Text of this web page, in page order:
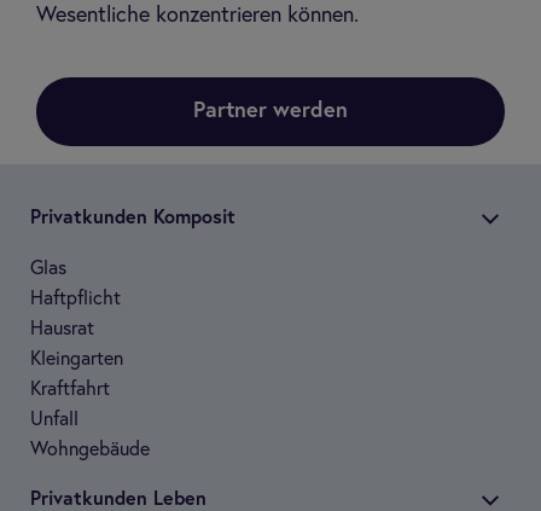
Wesentliche konzentrieren können.
Partner werden
Pri­vat­kun­den Kom­po­sit
Glas
Haft­pflicht
Haus­rat
Klein­gar­ten
Kraft­fahrt
Unfall
Wohn­ge­bäude
Pri­vat­kun­den Leben